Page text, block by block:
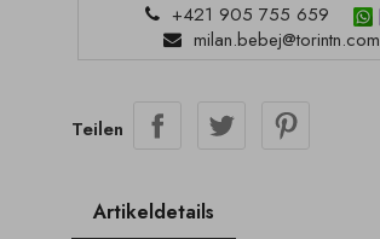
+421 905 755 659
milan.bebej@torintn.com
Teilen
Artikeldetails